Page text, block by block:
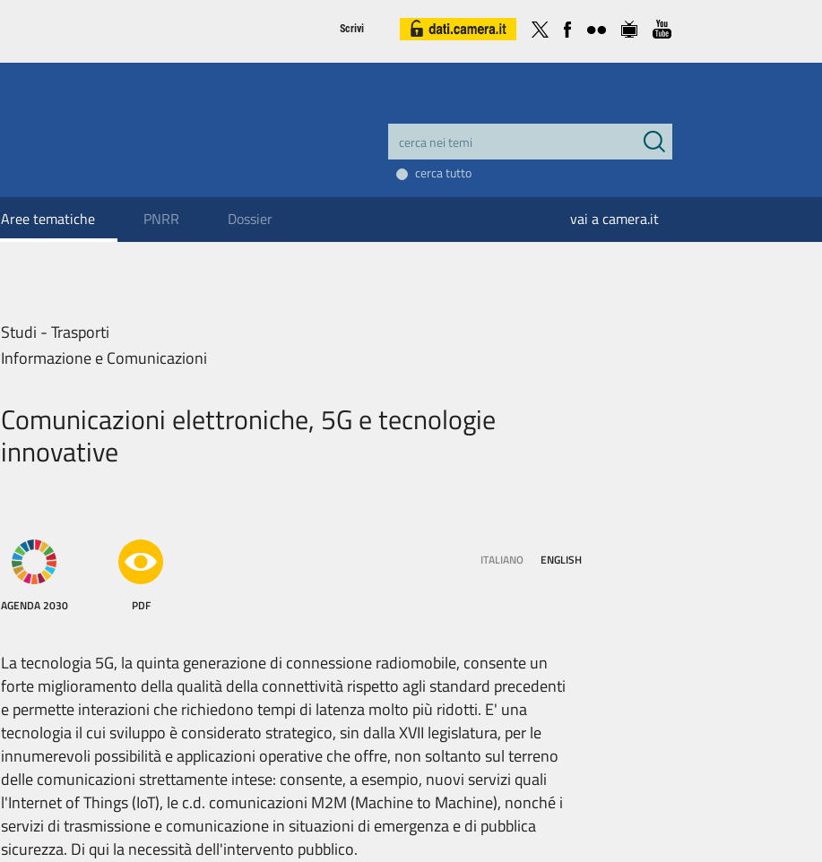
Scrivi
cerca tutto
Aree tematiche PNRR Dossier vai a camera.it
Studi - Trasporti
Informazione e Comunicazioni
Comunicazioni elettroniche, 5G e tecnologie
innovative
AGENDA 2030 PDF
ITALIANO ENGLISH
La tecnologia 5G, la quinta generazione di connessione radiomobile, consente un
forte miglioramento dellaqualità della connettività rispetto agli standard precedenti
epermette interazioni che richiedono tempi di latenza molto più ridotti. E' una
tecnologia il cui sviluppo è considerato strategico, sin dalla XVII legislatura, per le
innumerevoli possibilità e applicazioni operative che offre, non soltanto sul terreno
delle comunicazioni strettamente intese: consente, a esempio, nuovi servizi quali
l'Internet of Things (IoT), le c.d. comunicazioni M2M (Machine to Machine), nonché i
servizi di trasmissione e comunicazione in situazioni di emergenza e di pubblica
sicurezza. Di qui la necessità dell'intervento pubblico.